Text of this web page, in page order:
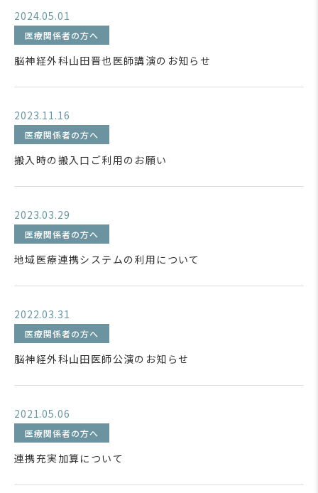
2024.05.01
医療関係者の方へ
脳神経外科山田晋也医師講演のお知らせ
2023.11.16
医療関係者の方へ
搬入時の搬入口ご利用のお願い
2023.03.29
医療関係者の方へ
地域医療連携システムの利用について
2022.03.31
医療関係者の方へ
脳神経外科山田医師公演のお知らせ
2021.05.06
医療関係者の方へ
連携充実加算について